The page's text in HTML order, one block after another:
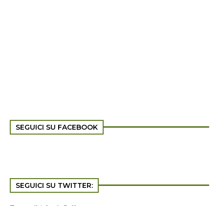
SEGUICI SU FACEBOOK
SEGUICI SU TWITTER: